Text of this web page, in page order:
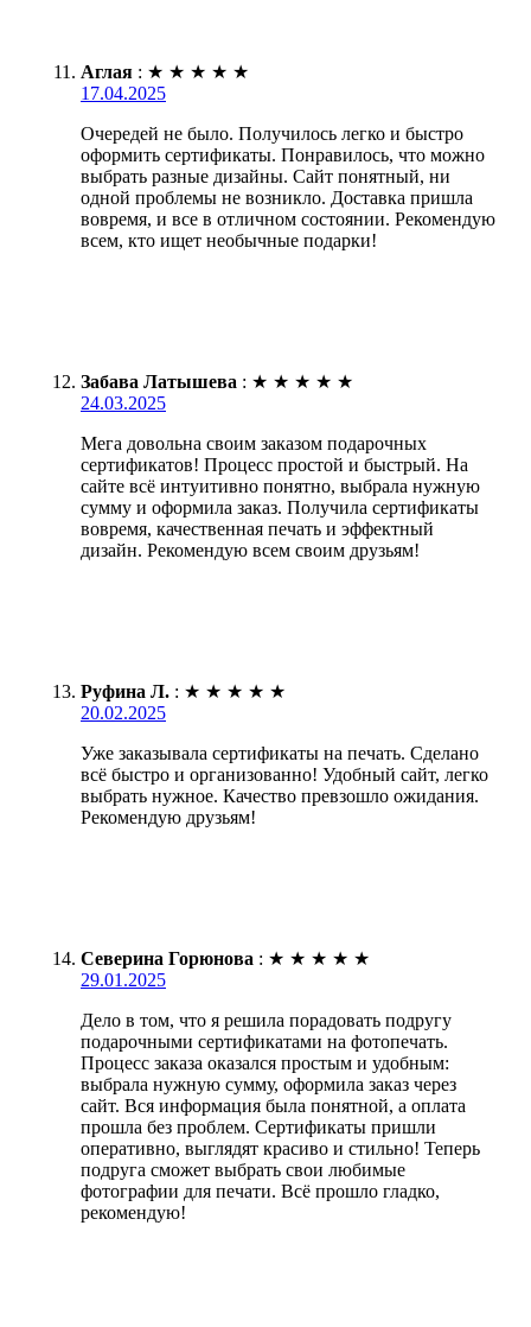
Аглая : ★ ★ ★ ★ ★
17.04.2025
Очередей не было. Получилось легко и быстро
оформить сертификаты. Понравилось, что можно
выбрать разные дизайны. Сайт понятный, ни
одной проблемы не возникло. Доставка пришла
вовремя, и все в отличном состоянии. Рекомендую
всем, кто ищет необычные подарки!
Забава Латышева : ★ ★ ★ ★ ★
24.03.2025
Мега довольна своим заказом подарочных
сертификатов! Процесс простой и быстрый. На
сайте всё интуитивно понятно, выбрала нужную
сумму и оформила заказ. Получила сертификаты
вовремя, качественная печать и эффектный
дизайн. Рекомендую всем своим друзьям!
Руфина Л. : ★ ★ ★ ★ ★
20.02.2025
Уже заказывала сертификаты на печать. Сделано
всё быстро и организованно! Удобный сайт, легко
выбрать нужное. Качество превзошло ожидания.
Рекомендую друзьям!
Северина Горюнова : ★ ★ ★ ★ ★
29.01.2025
Дело в том, что я решила порадовать подругу
подарочными сертификатами на фотопечать.
Процесс заказа оказался простым и удобным:
выбрала нужную сумму, оформила заказ через
сайт. Вся информация была понятной, а оплата
прошла без проблем. Сертификаты пришли
оперативно, выглядят красиво и стильно! Теперь
подруга сможет выбрать свои любимые
фотографии для печати. Всё прошло гладко,
рекомендую!